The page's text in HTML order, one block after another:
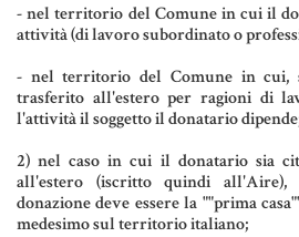
CONTRATTO DI RETE
ENTI NO-PROFIT
LEASING
Materiale Giuridico
- nel territorio del Comune in cui il
attività (di lavoro subordinato o
- nel territorio del Comune in cui,
trasferito all'estero per ragioni di
l'attività il soggetto il donatario
2) nel caso in cui il donatario sia
all'estero (iscritto quindi
donazione deve essere la ""prima
medesimo sul territorio italiano;